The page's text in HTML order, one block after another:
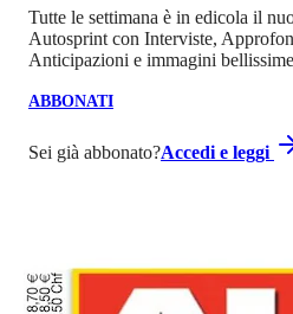
Tutte le settimana è in edicola il
Autosprint con Interviste,
Anticipazioni e immagini
ABBONATI
Sei già abbonato?Accedi e leggi